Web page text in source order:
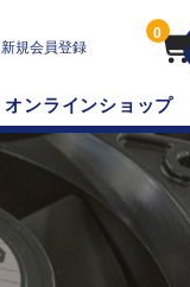
新規会員登録
0
オンラインショップ